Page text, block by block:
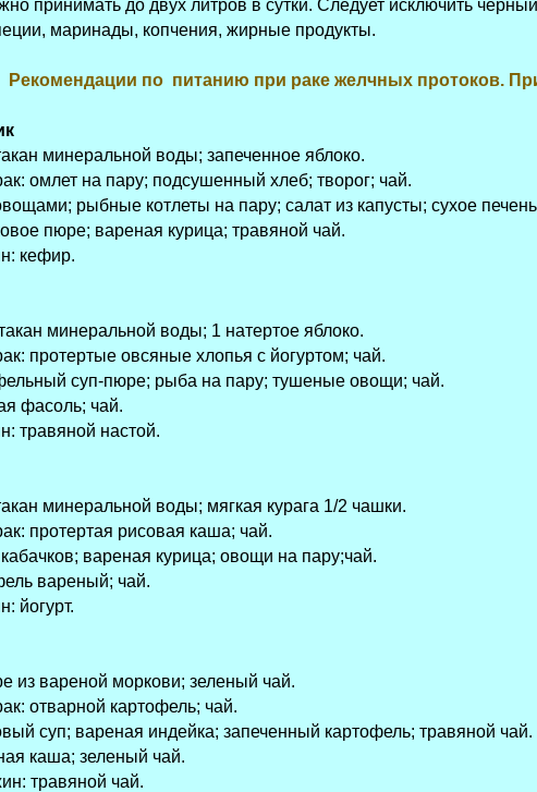
принимать до двух литров в сутки. Следует исключить
маринады, копчения, жирные продукты.
Рекомендации по питанию при раке желчных протоков.
минеральной воды; запеченное яблоко.
омлет на пару; подсушенный хлеб; творог; чай.
рыбные котлеты на пару; салат из капусты; сухое
пюре; вареная курица; травяной чай.
кефир.
минеральной воды; 1 натертое яблоко.
протертые овсяные хлопья с йогуртом; чай.
суп-пюре; рыба на пару; тушеные овощи; чай.
фасоль; чай.
травяной настой.
минеральной воды; мягкая курага 1/2 чашки.
протертая рисовая каша; чай.
вареная курица; овощи на пару;чай.
вареный; чай.
йогурт.
из вареной моркови; зеленый чай.
отварной картофель; чай.
суп; вареная индейка; запеченный картофель; травяной чай.
каша; зеленый чай.
травяной чай.